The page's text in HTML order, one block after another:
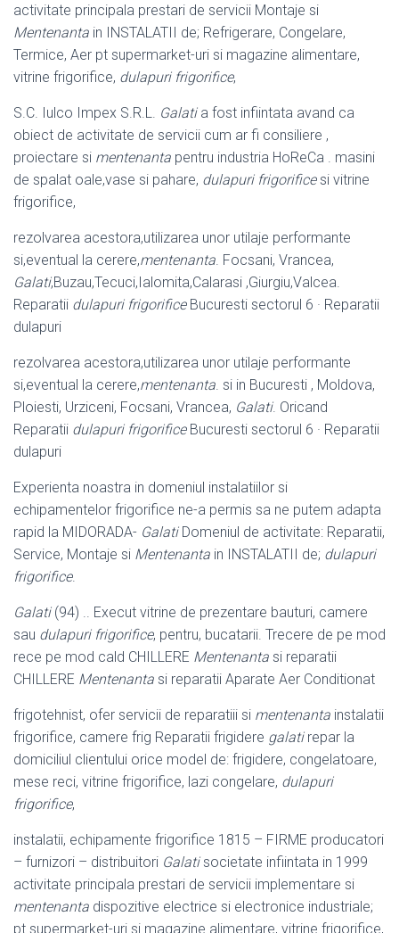
activitate principala prestari de servicii Montaje si
Mentenanta in INSTALATII de; Refrigerare, Congelare,
Termice, Aer pt supermarket-uri si magazine alimentare,
vitrine frigorifice, dulapuri frigorifice,
S.C. Iulco Impex S.R.L. Galatia fost infiintata avand ca
obiect de activitate de servicii cum ar fi consiliere ,
proiectare si mentenanta pentru industria HoReCa . masini
de spalat oale,vase si pahare, dulapuri frigorificesi vitrine
frigorifice,
rezolvarea acestora,utilizarea unor utilaje performante
si,eventual la cerere,mentenanta. Focsani, Vrancea,
Galati,Buzau,Tecuci,Ialomita,Calarasi ,Giurgiu,Valcea.
Reparatii dulapuri frigorificeBucuresti sectorul 6 · Reparatii
dulapuri
rezolvarea acestora,utilizarea unor utilaje performante
si,eventual la cerere,mentenanta. si in Bucuresti , Moldova,
Ploiesti, Urziceni, Focsani, Vrancea, Galati. Oricand
Reparatii dulapuri frigorificeBucuresti sectorul 6 · Reparatii
dulapuri
Experienta noastra in domeniul instalatiilor si
echipamentelor frigorifice ne-a permis sa ne putem adapta
rapid la MIDORADA- GalatiDomeniul de activitate: Reparatii,
Service, Montaje si Mentenanta in INSTALATII de; dulapuri
frigorifice.
Galati(94) .. Execut vitrine de prezentare bauturi, camere
sau dulapuri frigorifice, pentru, bucatarii. Trecere de pe mod
rece pe mod cald CHILLERE Mentenanta si reparatii
CHILLERE Mentenanta si reparatii Aparate Aer Conditionat
frigotehnist, ofer servicii de reparatiii si mentenanta instalatii
frigorifice, camere frig Reparatii frigidere galatirepar la
domiciliul clientului orice model de: frigidere, congelatoare,
mese reci, vitrine frigorifice, lazi congelare, dulapuri
frigorifice,
instalatii, echipamente frigorifice 1815 – FIRME producatori
– furnizori – distribuitori Galatisocietate infiintata in 1999
activitate principala prestari de servicii implementare si
mentenanta dispozitive electrice si electronice industriale;
pt supermarket-uri si magazine alimentare, vitrine frigorifice,